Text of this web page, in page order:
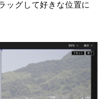
ッグして好きな位置に